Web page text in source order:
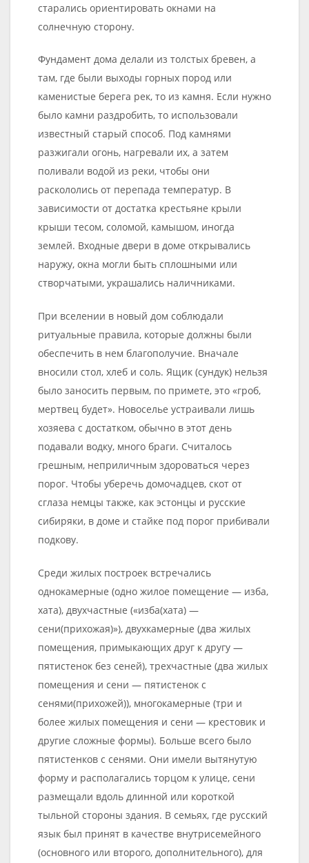
старались ориентировать окнами на
солнечную сторону.
Фундамент дома делали из толстых бревен, а
там, где были выходы горных пород или
каменистые берега рек, то из камня. Если нужно
было камни раздробить, то использовали
известный старый способ. Под камнями
разжигали огонь, нагревали их, а затем
поливали водой из реки, чтобы они
раскололись от перепада температур. В
зависимости от достатка крестьяне крыли
крыши тесом, соломой, камышом, иногда
землей. Входные двери в доме открывались
наружу, окна могли быть сплошными или
створчатыми, украшались наличниками.
При вселении в новый дом соблюдали
ритуальные правила, которые должны были
обеспечить в нем благополучие. Вначале
вносили стол, хлеб и соль. Ящик (сундук) нельзя
было заносить первым, по примете, это «гроб,
мертвец будет». Новоселье устраивали лишь
хозяева с достатком, обычно в этот день
подавали водку, много браги. Считалось
грешным, неприличным здороваться через
порог. Чтобы уберечь домочадцев, скот от
сглаза немцы также, как эстонцы и русские
сибиряки, в доме и стайке под порог прибивали
подкову.
Среди жилых построек встречались
однокамерные (одно жилое помещение — изба,
хата), двухчастные («изба(хата) —
сени(прихожая)»), двухкамерные (два жилых
помещения, примыкающих друг к другу —
пятистенок без сеней), трехчастные (два жилых
помещения и сени — пятистенок с
сенями(прихожей)), многокамерные (три и
более жилых помещения и сени — крестовик и
другие сложные формы). Больше всего было
пятистенков с сенями. Они имели вытянутую
форму и располагались торцом к улице, сени
размещали вдоль длинной или короткой
тыльной стороны здания. В семьях, где русский
язык был принят в качестве внутрисемейного
(основного или второго, дополнительного), для